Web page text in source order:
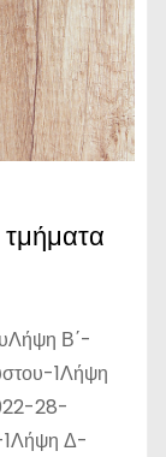
Β΄-
1Λήψη
28-
Δ-